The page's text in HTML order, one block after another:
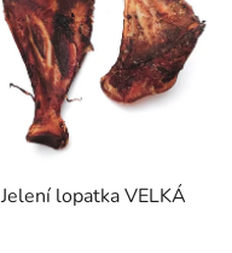
Jelení lopatka VELKÁ